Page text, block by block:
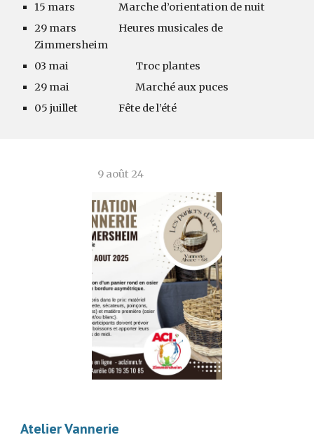
15 mars
Marche d’orientation de nuit
29 mars
Heures musicales de
Zimmersheim
03 mai
Troc plantes
29 mai
Marché aux puces
05 juillet
Fête de l’été
9 août 24
Atelier Vannerie